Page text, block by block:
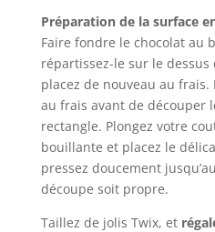
Préparation de la surface
Faire fondre le chocolat au
répartissez-le sur le
placez de nouveau au
au frais avant de découper
rectangle. Plongez votre
bouillante et placez le
pressez doucement
découpe soit propre.
Taillez de jolis Twix, et